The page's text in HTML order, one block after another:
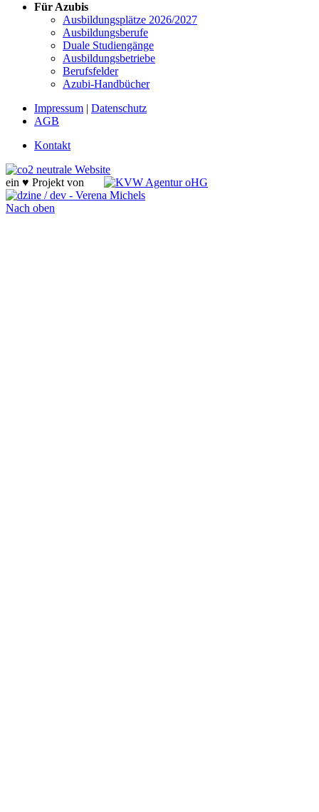
Für Azubis
Ausbildungsplätze 2026/2027
Ausbildungsberufe
Duale Studiengänge
Ausbildungsbetriebe
Berufsfelder
Azubi-Handbücher
Impressum | Datenschutz
AGB
Kontakt
ein ♥ Projekt von
Nach oben